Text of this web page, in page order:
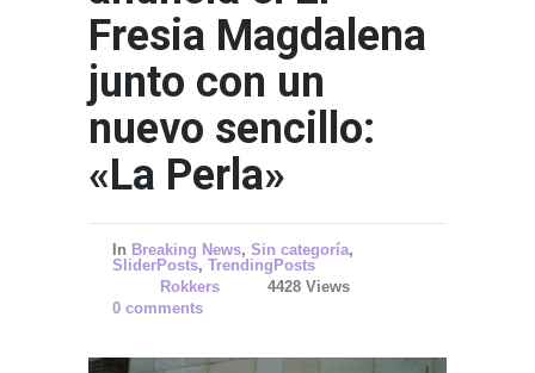
Fresia Magdalena
junto con un
nuevo sencillo:
«La Perla»
In Breaking News, Sin categoría,
SliderPosts, TrendingPosts
Rokkers
4428 Views
0 comments